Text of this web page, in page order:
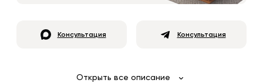
Консультация Консультация
Открыть все описание